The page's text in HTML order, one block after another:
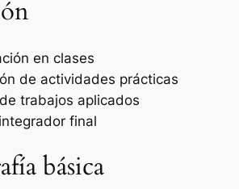
en clases
de actividades prácticas
trabajos aplicados
final
básica